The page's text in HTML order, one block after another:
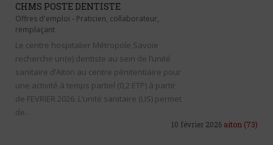
CHMS POSTE DENTISTE
Offres d'emploi - Praticien, collaborateur,
remplaçant
Le centre hospitalier Métropole Savoie
recherche un(e) dentiste au sein de l’unité
sanitaire d’Aiton au centre pénitentiaire pour
une activité à temps partiel (0,2 ETP) à partir
de FEVRIER 2026. L’unité sanitaire (US) permet
de…
10 février 2026 aiton (73)